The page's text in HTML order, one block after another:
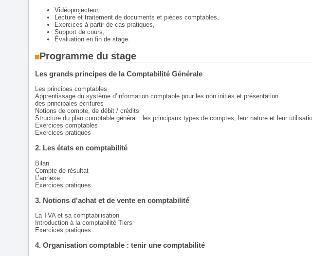
Vidéoprojecteur,
Lecture et traitement de documents et pièces comptables,
Exercices à partir de cas pratiques,
Support de cours,
Évaluation en fin de stage.
Programme du stage
Les grands principes de la Comptabilité Générale
Les principes comptables
Apprentissage du système d’information comptable pour les non initiés et présentation
des principales écritures
Notions de compte, de débit / crédits
Structure du plan comptable général : les principaux types de comptes, leur nature et leur
Exercices comptables
Exercices pratiques
2. Les états en comptabilité
Bilan
Compte de résultat
L’annexe
Exercices pratiques
3. Notions d'achat et de vente en comptabilité
La TVA et sa comptabilisation
Introduction à la comptabilité Tiers
Exercices pratiques
4. Organisation comptable : tenir une comptabilité